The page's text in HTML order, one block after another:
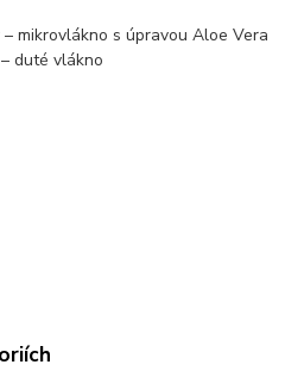
mikrovlákno s úpravou Aloe Vera
duté vlákno